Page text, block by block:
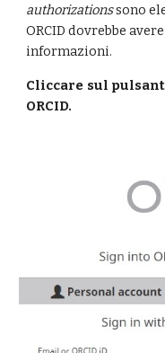
authorizations sono
ORCID dovrebbe
informazioni.
Cliccare sul
ORCID.